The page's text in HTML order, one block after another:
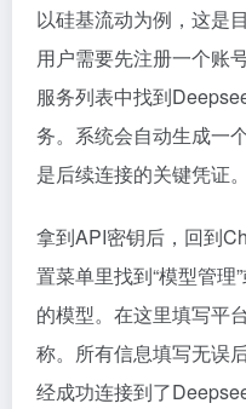
以硅基流动为例，这是
用户需要先注册一个账
服务列表中找到
务。系统会自动生成一
是后续连接的关键凭证。
拿到API密钥后，回到
置菜单里找到“模型管理
的模型。在这里填写平
称。所有信息填写无误
经成功连接到了